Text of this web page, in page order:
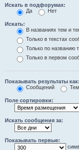
Искать в подфорумах:
Да
Нет
Искать:
В названиях тем и
Только в текстах
Только по названию
Только в первом
Показывать результаты как:
Сообщений
Поле сортировки:
Искать сообщения за:
Показывать первые: